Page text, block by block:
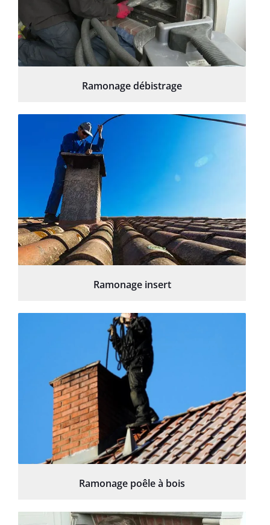
Ramonage débistrage
Ramonage insert
Ramonage poêle à bois